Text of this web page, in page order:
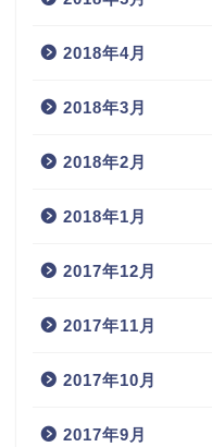
2018年4月
2018年3月
2018年2月
2018年1月
2017年12月
2017年11月
2017年10月
2017年9月